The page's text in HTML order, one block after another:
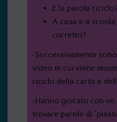
E la parola
A casa e a
corretto?
-Successivamente
video in cui viene
riciclo della carta e
-Hanno giocato con un
trovare parole di